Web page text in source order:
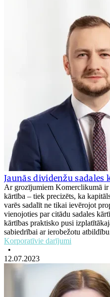
Jaunās dividenžu
Ar grozījumiem Komerclikumā ir
kārtība – tiek precizēts, ka
varēs sadalīt ne tikai ievērojot
vienojoties par citādu sadales
kārtības praktisko pusi
sabiedrībai ar ierobežotu
Korporatīvie darījumi
•
12.07.2023